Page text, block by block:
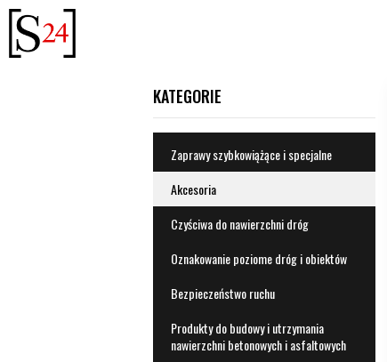
Przejdź
do
treści
Zaprawy szybkowiążące i specjalne
Akcesoria
Czyściwa do nawierzchni dróg
Oznakowanie poziome dróg i obiektów
Bezpieczeństwo ruchu
Produkty do budowy i utrzymania
nawierzchni betonowych i asfaltowych